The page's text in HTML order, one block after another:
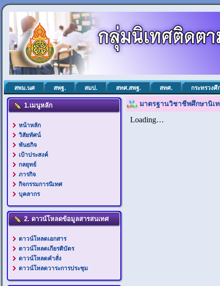
สพม.นศ สพฐ. สมป. สทศ.สพฐ. สทศ. กระทรวงศึ
1.เมนูหลัก
หน้าหลัก
วิสัยทัศน์
พันธกิจ
เป้าประสงค์
กลยุทธ์
ภารกิจ
กิจกรรมการนิเทศ
บุคลากร
2. ดาวน์โหลดข้อมูลสารสนเทศ
ดาวน์โหลดเอกสาร
ดาวน์โหลดเกียรติบัตร
ดาวน์โหลดคำสั่ง
ดาวน์โหลดวาระการประชุม
มาตรฐานวิชาชีพศึกษานิเ